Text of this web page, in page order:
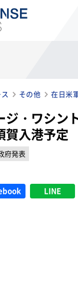
その他 在日米
ジ・ワシン
賀入港予定
府発表
LINE